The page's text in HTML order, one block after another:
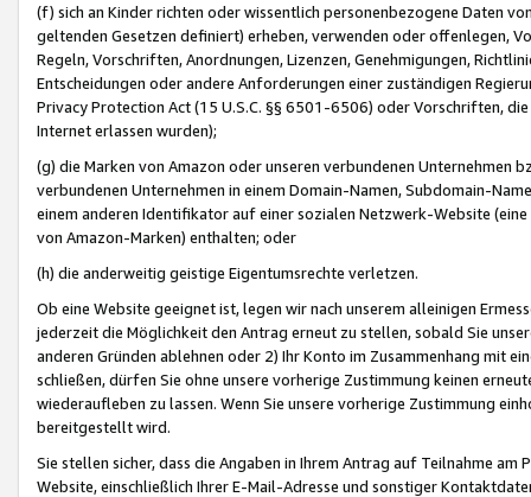
(f) sich an Kinder richten oder wissentlich personenbezogene Daten
geltenden Gesetzen definiert) erheben, verwenden oder offenlegen,
Regeln, Vorschriften, Anordnungen, Lizenzen, Genehmigungen,
Entscheidungen oder andere Anforderungen einer zuständigen
Privacy Protection Act (15 U.S.C. §§ 6501-6506) oder Vorschriften,
Internet erlassen wurden);
(g) die Marken von Amazon oder unseren verbundenen Unternehmen
verbundenen Unternehmen in einem Domain-Namen, Subdomain-
einem anderen Identifikator auf einer sozialen Netzwerk-Website
von Amazon-Marken) enthalten; oder
(h) die anderweitig geistige Eigentumsrechte verletzen.
Ob eine Website geeignet ist, legen wir nach unserem alleinigen
jederzeit die Möglichkeit den Antrag erneut zu stellen, sobald Sie
anderen Gründen ablehnen oder 2) Ihr Konto im Zusammenhang mit
schließen, dürfen Sie ohne unsere vorherige Zustimmung keinen
wiederaufleben zu lassen. Wenn Sie unsere vorherige Zustimmung
bereitgestellt wird.
Sie stellen sicher, dass die Angaben in Ihrem Antrag auf Teilnahme
Website, einschließlich Ihrer E-Mail-Adresse und sonstiger